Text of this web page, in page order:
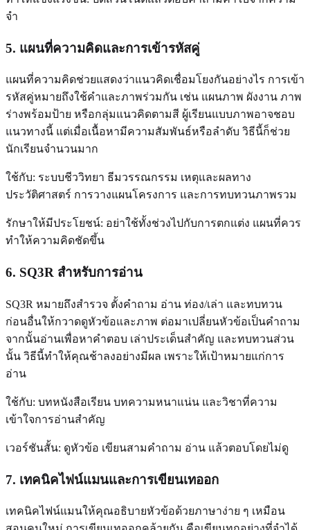
จำ
5. แผนที่ความคิดและการเข้ารหัสคู่
แผนที่ความคิดช่วยแสดงว่าแนวคิดเชื่อมโยงกันอย่างไร การเข้า
รหัสคู่หมายถึงใช้คำและภาพร่วมกัน เช่น แผนภาพ ผังงาน ภาพ
ร่างพร้อมป้าย หรือกลุ่มแนวคิดตามสี ผู้เรียนแบบภาพอาจชอบ
แนวทางนี้ แต่เมื่อเนื้อหามีความสัมพันธ์หรือลำดับ วิธีนี้ก็ช่วย
นักเรียนจำนวนมาก
ใช้กับ: ระบบชีววิทยา ธีมวรรณกรรม เหตุและผลทาง
ประวัติศาสตร์ การวางแผนโครงการ และการทบทวนภาพรวม
รักษาให้มีประโยชน์: อย่าใช้ทั้งช่วงไปกับการตกแต่ง แผนที่ควร
ทำให้ความคิดชัดขึ้น
6. SQ3R สำหรับการอ่าน
SQ3R หมายถึงสำรวจ ตั้งคำถาม อ่าน ท่อง/เล่า และทบทวน
ก่อนอื่นให้กวาดดูหัวข้อและภาพ ต่อมาเปลี่ยนหัวข้อเป็นคำถาม
จากนั้นอ่านเพื่อหาคำตอบ เล่าประเด็นสำคัญ และทบทวนส่วน
นั้น วิธีนี้ทำให้คุณช้าลงอย่างมีผล เพราะให้เป้าหมายแก่การ
อ่าน
ใช้กับ: บทหนังสือเรียน บทความหนาแน่น และวิชาที่ความ
เข้าใจการอ่านสำคัญ
เวอร์ชันสั้น: ดูหัวข้อ เขียนสามคำถาม อ่าน แล้วตอบโดยไม่ดู
7. เทคนิคไฟน์แมนและการเขียนเทออก
เทคนิคไฟน์แมนให้คุณอธิบายหัวข้อด้วยภาษาง่าย ๆ เหมือน